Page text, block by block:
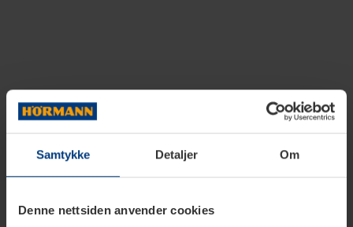
Samtykke Detaljer Om
Denne nettsiden anvender cookies